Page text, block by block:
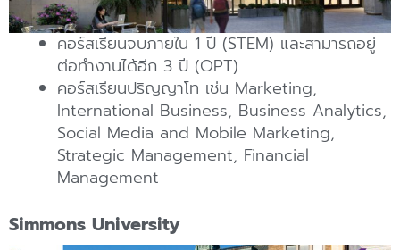
คอร์สเรียนจบภายใน 1 ปี (STEM) และสามารถอยู่
ต่อทำงานได้อีก 3 ปี (OPT)
คอร์สเรียนปริญญาโท เช่น Marketing,
International Business, Business Analytics,
Social Media and Mobile Marketing,
Strategic Management, Financial
Management
Simmons University